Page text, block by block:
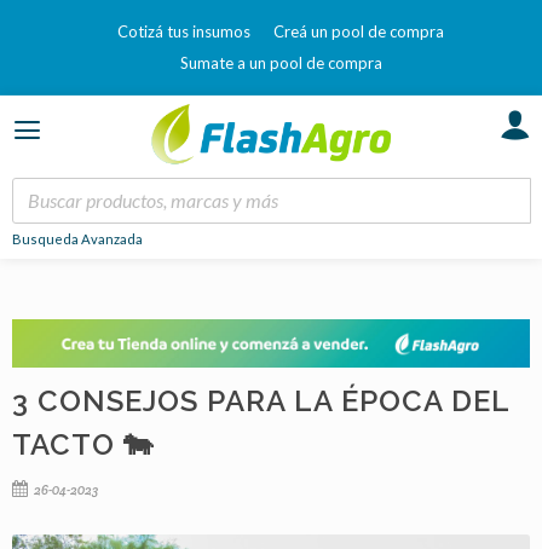
Cotizá tus insumos
Creá un pool de compra
Sumate a un pool de compra
Busqueda Avanzada
3 CONSEJOS PARA LA ÉPOCA DEL
TACTO 🐄
26-04-2023